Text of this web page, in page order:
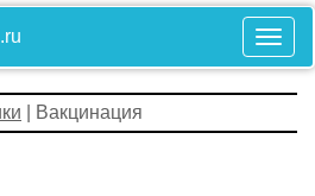
| Вакцинация